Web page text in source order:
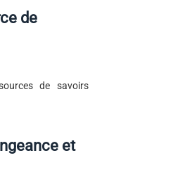
de
de savoirs
et